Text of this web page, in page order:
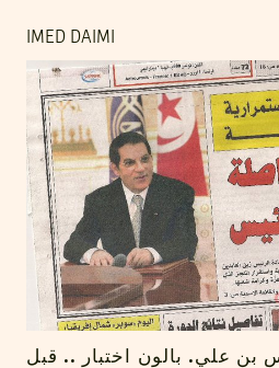
IMED DAIMI
بن علي. بالون اختبار .. قبل